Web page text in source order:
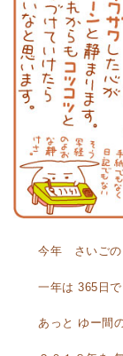
今年 さいごの
一年は 365日
あっと ゆー間